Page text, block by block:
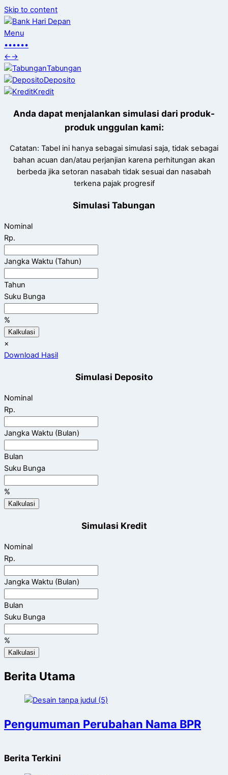
Skip to content
Menu
••••••
←→
Tabungan
Deposito
Kredit
Anda dapat menjalankan simulasi dari produk-
produk unggulan kami:
Catatan: Tabel ini hanya sebagai simulasi saja, tidak sebagai
bahan acuan dan/atau perjanjian karena perhitungan akan
berbeda jika setoran nasabah tidak sesuai dan nasabah
terkena pajak progresif
Simulasi Tabungan
Nominal
Rp.
Jangka Waktu (Tahun)
Tahun
Suku Bunga
%
Kalkulasi
×
Download Hasil
Simulasi Deposito
Nominal
Rp.
Jangka Waktu (Bulan)
Bulan
Suku Bunga
%
Kalkulasi
Simulasi Kredit
Nominal
Rp.
Jangka Waktu (Bulan)
Bulan
Suku Bunga
%
Kalkulasi
Berita Utama
Pengumuman Perubahan Nama BPR
Berita Terkini